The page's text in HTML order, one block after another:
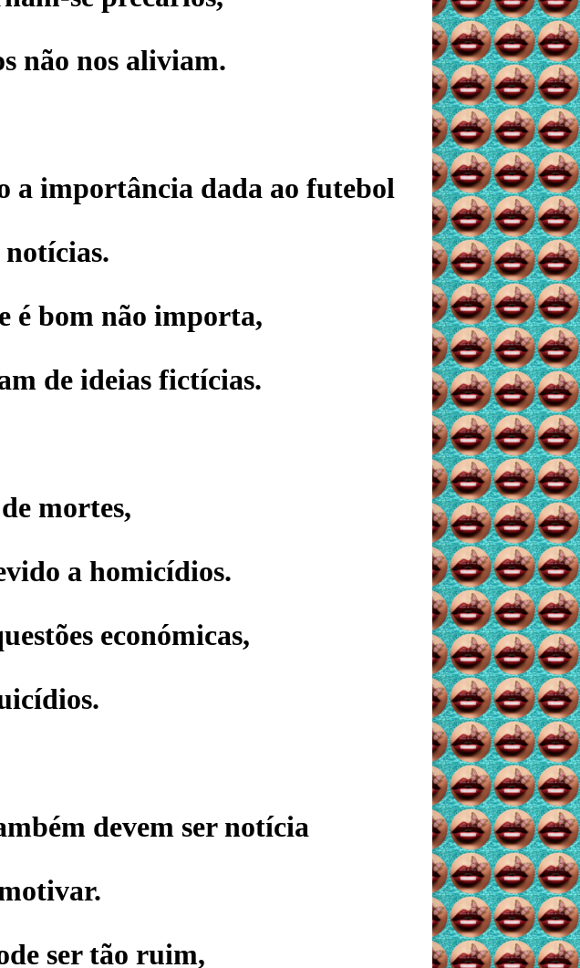
não nos aliviam.
a importância dada ao futebol
notícias.
é bom não importa,
de ideias fictícias.
mortes,
a homicídios.
económicas,
devem ser notícia
ser tão ruim,